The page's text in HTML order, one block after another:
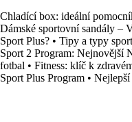
Chladící box: ideální
Dámské sportovní sandály –
Sport Plus? • Tipy a typy
Sport 2 Program: Nejnovější
fotbal • Fitness: klíč k
Sport Plus Program •